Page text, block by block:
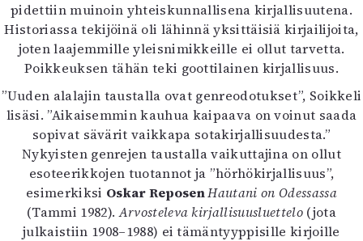
pidettiin muinoin yhteiskunnallisena kirjallisuutena.
Historiassa tekijöinä oli lähinnä yksittäisiä kirjailijoita,
joten laajemmille yleisnimikkeille ei ollut tarvetta.
Poikkeuksen tähän teki goottilainen kirjallisuus.
”Uuden alalajin taustalla ovat genreodotukset”, Soikkeli
lisäsi. ”Aikaisemmin kauhua kaipaava on voinut saada
sopivat sävärit vaikkapa sotakirjallisuudesta.”
Nykyisten genrejen taustalla vaikuttajina on ollut
esoteerikkojen tuotannot ja ”hörhökirjallisuus”,
esimerkiksi Oskar ReposenHautani on Odessassa
(Tammi 1982).Arvosteleva kirjallisuusluettelo(jota
julkaistiin 1908–1988) ei tämäntyyppisille kirjoille